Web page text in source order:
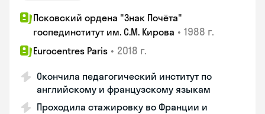
Псковский ордена "Знак Почёта"
госпединститут им. С.М. Кирова • 1988 г.
Eurocentres Paris • 2018 г.
Окончила педагогический институт по
английскому и французскому языкам
Проходила стажировку во Франции и